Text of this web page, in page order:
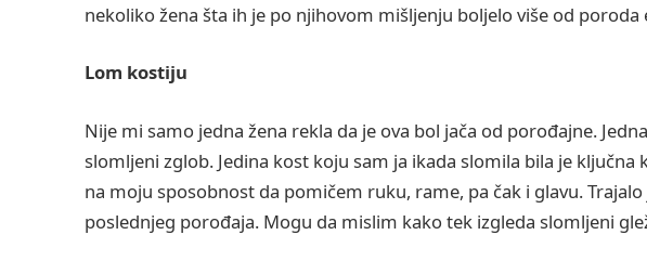
nekoliko žena šta ih je po njihovom mišljenju boljelo više od
Lom kostiju
Nije mi samo jedna žena rekla da je ova bol jača od porođajne.
slomljeni zglob. Jedina kost koju sam ja ikada slomila bila je ključna
na moju sposobnost da pomičem ruku, rame, pa čak i glavu.
poslednjeg porođaja. Mogu da mislim kako tek izgleda slomljeni